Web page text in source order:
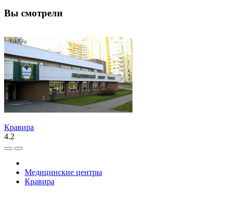
Вы смотрели
Кравира
4.2
Медицинские центры
Кравира